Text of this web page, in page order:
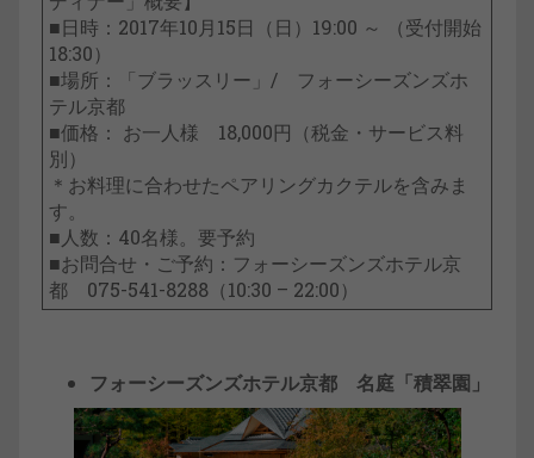
■日時：2017年10月15日（日）19:00 ～ （受付開始
18:30）
■場所：「ブラッスリー」/ フォーシーズンズホ
テル京都
■価格： お一人様 18,000円（税金・サービス料
別）
＊お料理に合わせたペアリングカクテルを含みま
す。
■人数：40名様。要予約
■お問合せ・ご予約：フォーシーズンズホテル京
都 075-541-8288（10:30 – 22:00）
フォーシーズンズホテル京都 名庭「積翠園」